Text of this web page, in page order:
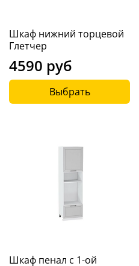
Шкаф нижний торцевой
Глетчер
4590 руб
Выбрать
Шкаф пенал с 1-ой